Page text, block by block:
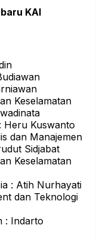
KAI
Keselamatan
Heru Kuswanto
dan Manajemen
Sidjabat
Keselamatan
: Atih Nurhayati
dan Teknologi
: Indarto